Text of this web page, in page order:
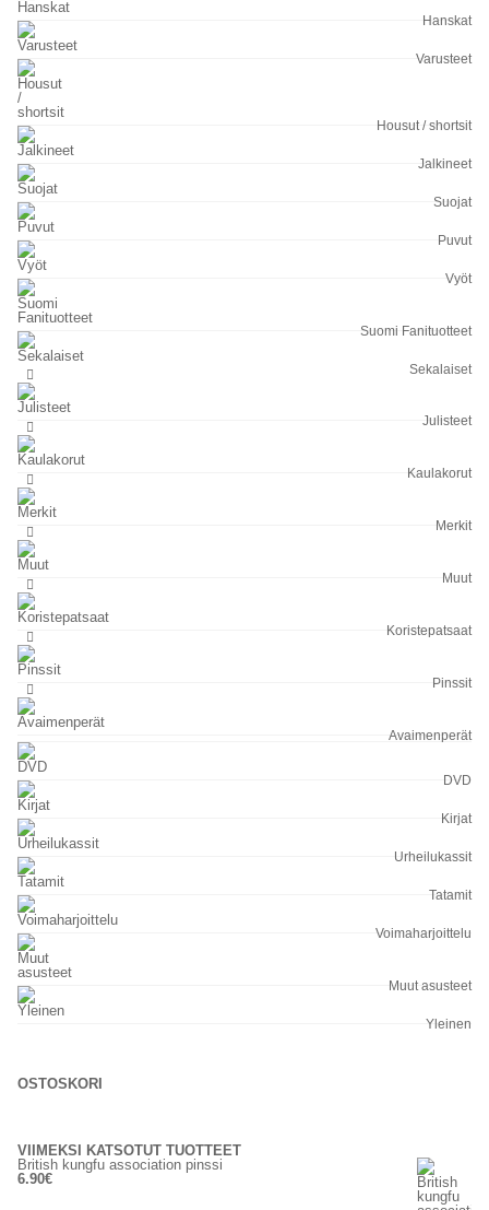
Hanskat
Varusteet
Housut / shortsit
Jalkineet
Suojat
Puvut
Vyöt
Suomi Fanituotteet
Sekalaiset
Julisteet
Kaulakorut
Merkit
Muut
Koristepatsaat
Pinssit
Avaimenperät
DVD
Kirjat
Urheilukassit
Tatamit
Voimaharjoittelu
Muut asusteet
Yleinen
OSTOSKORI
VIIMEKSI KATSOTUT TUOTTEET
British kungfu association pinssi
6.90€